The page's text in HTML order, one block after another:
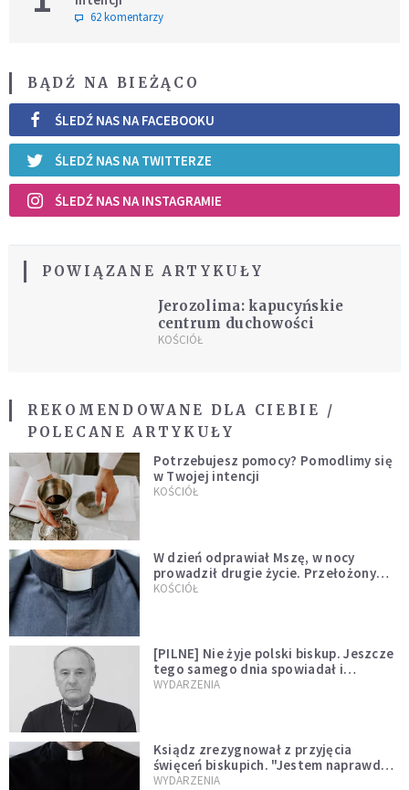
62 komentarzy
BĄDŹ NA BIEŻĄCO
ŚLEDŹ NAS NA FACEBOOKU
ŚLEDŹ NAS NA TWITTERZE
ŚLEDŹ NAS NA INSTAGRAMIE
POWIĄZANE ARTYKUŁY
Jerozolima: kapucyńskie
centrum duchowości
KOŚCIÓŁ
REKOMENDOWANE DLA CIEBIE /
POLECANE ARTYKUŁY
Potrzebujesz pomocy? Pomodlimy się
w Twojej intencji
KOŚCIÓŁ
W dzień odprawiał Mszę, w nocy
prowadził drugie życie. Przełożony
kazał mu opuścić zakon
KOŚCIÓŁ
[PILNE] Nie żyje polski biskup. Jeszcze
tego samego dnia spowiadał i
sprawował Mszę świętą
WYDARZENIA
Ksiądz zrezygnował z przyjęcia
święceń biskupich. "Jestem naprawdę
niegodny"
WYDARZENIA